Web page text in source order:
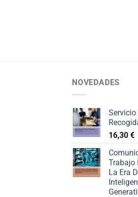
NOVEDADES
Servicio
16,30 €
Trabajo
La Era